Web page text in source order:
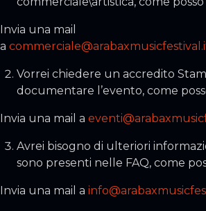
Invia una mail
a
Vorrei chiedere un accredito
documentare l’evento, come
Invia una mail a
Avrei bisogno di ulteriori
sono presenti nelle FAQ, come
Invia una mail a